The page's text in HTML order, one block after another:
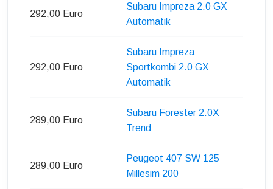
292,00 Euro
Subaru Impreza 2.0 GX
Automatik
292,00 Euro
Subaru Impreza
Sportkombi 2.0 GX
Automatik
289,00 Euro
Subaru Forester 2.0X
Trend
289,00 Euro
Peugeot 407 SW 125
Millesim 200